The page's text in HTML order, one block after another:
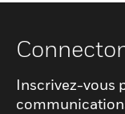
Inscrivez-vous